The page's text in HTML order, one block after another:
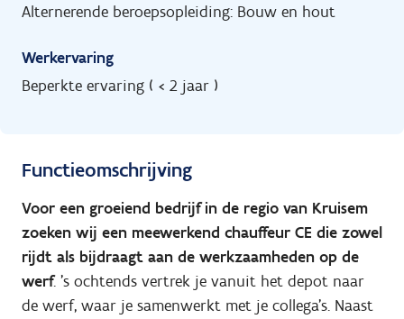
Alternerende beroepsopleiding: Bouw en hout
Werkervaring
Beperkte ervaring ( < 2 jaar )
Functieomschrijving
Voor een groeiend bedrijf in de regio van Kruisem
zoeken wij een meewerkend chauffeur CE die zowel
rijdt als bijdraagt aan de werkzaamheden op de
werf. 's ochtends vertrek je vanuit het depot naar
de werf, waar je samenwerkt met je collega’s. Naast